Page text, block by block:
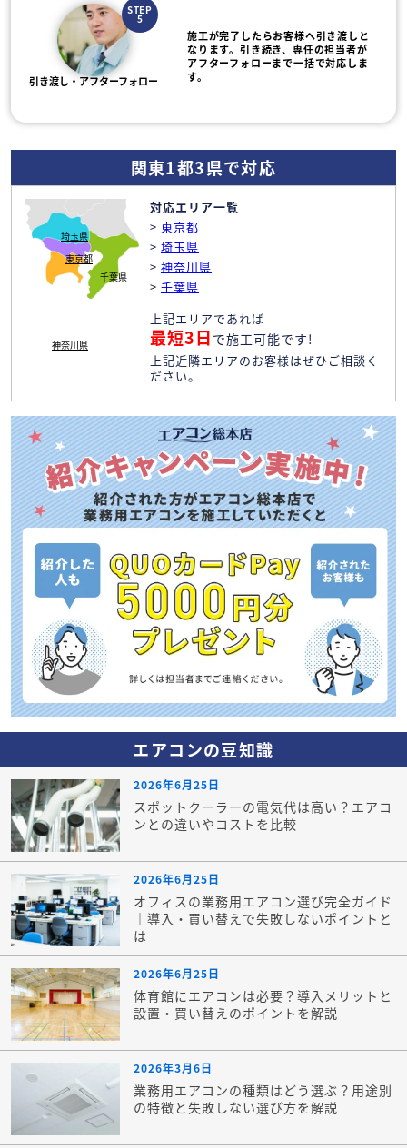
STEP
5
引き渡し・アフターフォロー
施工が完了したらお客様へ引き渡しと
なります。引き続き、専任の担当者が
アフターフォローまで一括で対応しま
す。
関東1都3県で対応
東京都
埼玉県
神奈川県
千葉県
対応エリア一覧
> 東京都
> 埼玉県
> 神奈川県
> 千葉県
上記エリアであれば
最短3日 で施工可能です!
上記近隣エリアのお客様はぜひご相談く
ださい。
エアコンの豆知識
2026年6月25日
スポットクーラーの電気代は高い？エアコ
ンとの違いやコストを比較
2026年6月25日
オフィスの業務用エアコン選び完全ガイド
｜導入・買い替えで失敗しないポイントと
は
2026年6月25日
体育館にエアコンは必要？導入メリットと
設置・買い替えのポイントを解説
2026年3月6日
業務用エアコンの種類はどう選ぶ？用途別
の特徴と失敗しない選び方を解説